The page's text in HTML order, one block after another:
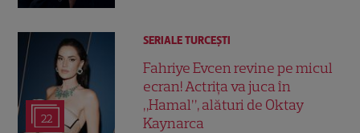
22
SERIALE TURCEŞTI
Fahriye Evcen revine pe micul
ecran! Actrița va juca în
„Hamal”, alături de Oktay
Kaynarca